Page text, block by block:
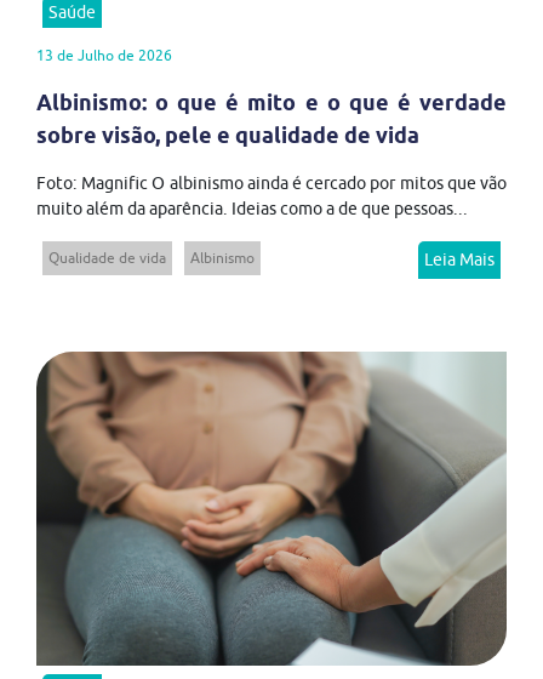
Saúde
13 de Julho de 2026
Albinismo: o que é mito e o que é verdade
sobre visão, pele e qualidade de vida
Foto: Magnific O albinismo ainda é cercado por mitos que vão
muito além da aparência. Ideias como a de que pessoas...
Qualidade de vida Albinismo Leia Mais